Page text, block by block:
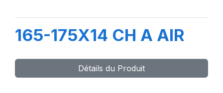
165-175X14 CH A AIR
Détails du Produit